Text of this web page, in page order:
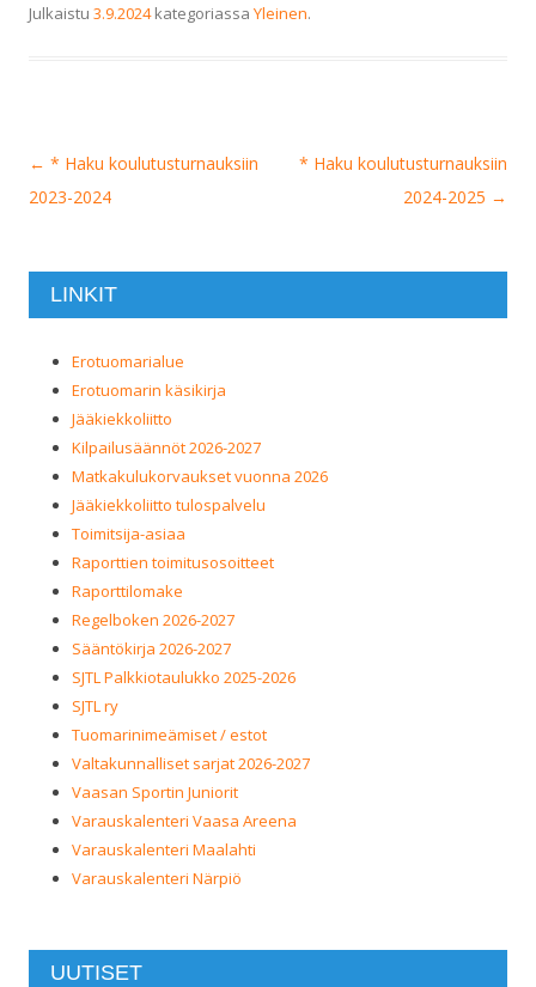
Julkaistu 3.9.2024kategoriassa Yleinen.
Artikkelien
selaus
← * Haku koulutusturnauksiin
2023-2024
* Haku koulutusturnauksiin
2024-2025 →
LINKIT
Erotuomarialue
Erotuomarin käsikirja
Jääkiekkoliitto
Kilpailusäännöt 2026-2027
Matkakulukorvaukset vuonna 2026
Jääkiekkoliitto tulospalvelu
Toimitsija-asiaa
Raporttien toimitusosoitteet
Raporttilomake
Regelboken 2026-2027
Sääntökirja 2026-2027
SJTL Palkkiotaulukko 2025-2026
SJTL ry
Tuomarinimeämiset / estot
Valtakunnalliset sarjat 2026-2027
Vaasan Sportin Juniorit
Varauskalenteri Vaasa Areena
Varauskalenteri Maalahti
Varauskalenteri Närpiö
UUTISET